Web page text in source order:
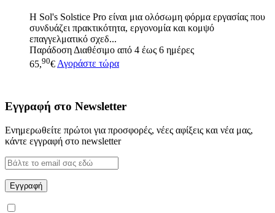
Η Sol's Solstice Pro είναι μια ολόσωμη φόρμα εργασίας που
συνδυάζει πρακτικότητα, εργονομία και κομψό
επαγγελματικό σχεδ...
Παράδοση Διαθέσιμο από 4 έως 6 ημέρες
65,90€Αγοράστε τώρα
Εγγραφή στο Newsletter
Ενημερωθείτε πρώτοι για προσφορές, νέες αφίξεις και νέα μας,
κάντε εγγραφή στο newsletter